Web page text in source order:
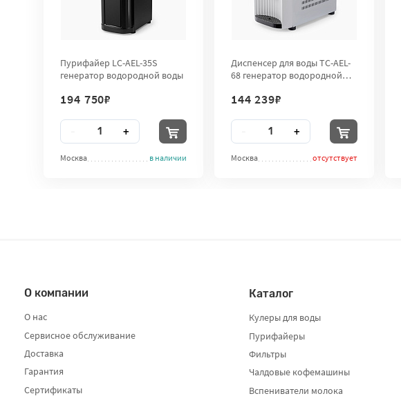
Пурифайер LC-AEL-35S
генератор водородной воды
194 750₽
Количество +
Москва в наличии
Диспенсер для воды TC-AEL-
68 генератор водородной
144 239₽
Количество +
Москва отсутствует
О компании
О нас
Сервисное обслуживание
Доставка
Гарантия
Сертификаты
Каталог
Кулеры для воды
Пурифайеры
Фильтры
Чалдовые кофемашины
Вспениватели молока